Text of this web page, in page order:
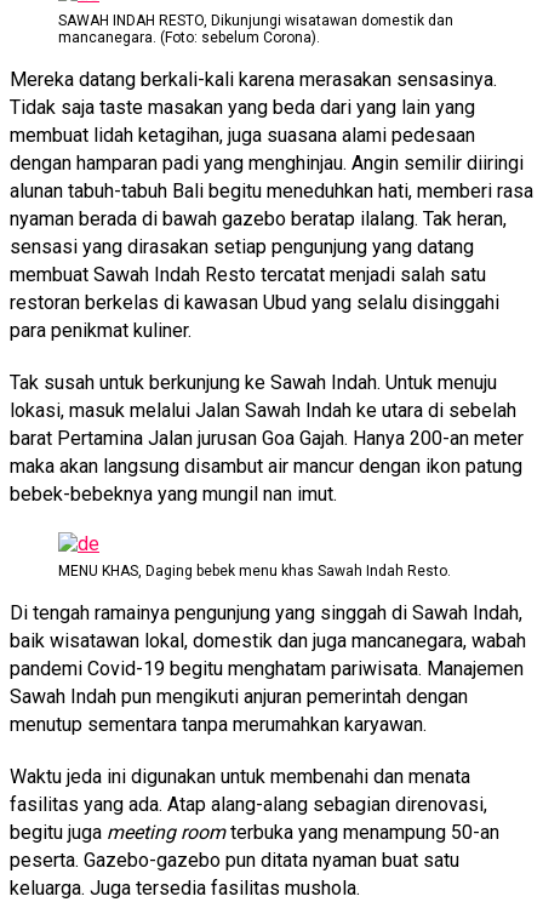
SAWAH INDAH RESTO, Dikunjungi wisatawan domestik dan
mancanegara. (Foto: sebelum Corona).
Mereka datang berkali-kali karena merasakan sensasinya.
Tidak saja taste masakan yang beda dari yang lain yang
membuat lidah ketagihan, juga suasana alami pedesaan
dengan hamparan padi yang menghinjau. Angin semilir diiringi
alunan tabuh-tabuh Bali begitu meneduhkan hati, memberi rasa
nyaman berada di bawah gazebo beratap ilalang. Tak heran,
sensasi yang dirasakan setiap pengunjung yang datang
membuat Sawah Indah Resto tercatat menjadi salah satu
restoran berkelas di kawasan Ubud yang selalu disinggahi
para penikmat kuliner.
Tak susah untuk berkunjung ke Sawah Indah. Untuk menuju
lokasi, masuk melalui Jalan Sawah Indah ke utara di sebelah
barat Pertamina Jalan jurusan Goa Gajah. Hanya 200-an meter
maka akan langsung disambut air mancur dengan ikon patung
bebek-bebeknya yang mungil nan imut.
MENU KHAS, Daging bebek menu khas Sawah Indah Resto.
Di tengah ramainya pengunjung yang singgah di Sawah Indah,
baik wisatawan lokal, domestik dan juga mancanegara, wabah
pandemi Covid-19 begitu menghatam pariwisata. Manajemen
Sawah Indah pun mengikuti anjuran pemerintah dengan
menutup sementara tanpa merumahkan karyawan.
Waktu jeda ini digunakan untuk membenahi dan menata
fasilitas yang ada. Atap alang-alang sebagian direnovasi,
begitu juga meeting roomterbuka yang menampung 50-an
peserta. Gazebo-gazebo pun ditata nyaman buat satu
keluarga. Juga tersedia fasilitas mushola.